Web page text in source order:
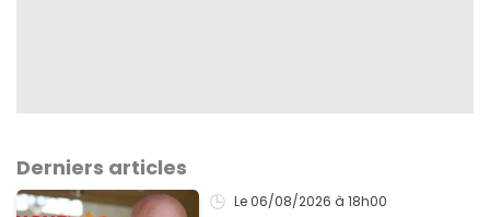
Derniers articles
Le 06/08/2026 à 18h00